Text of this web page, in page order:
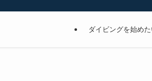
ダイビングを始め